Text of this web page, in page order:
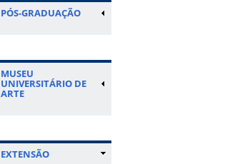
PÓS-GRADUAÇÃO
MUSEU
UNIVERSITÁRIO DE
ARTE
EXTENSÃO